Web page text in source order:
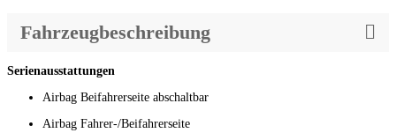
Fahrzeugbeschreibung
Serienausstattungen
Airbag Beifahrerseite abschaltbar
Airbag Fahrer-/Beifahrerseite